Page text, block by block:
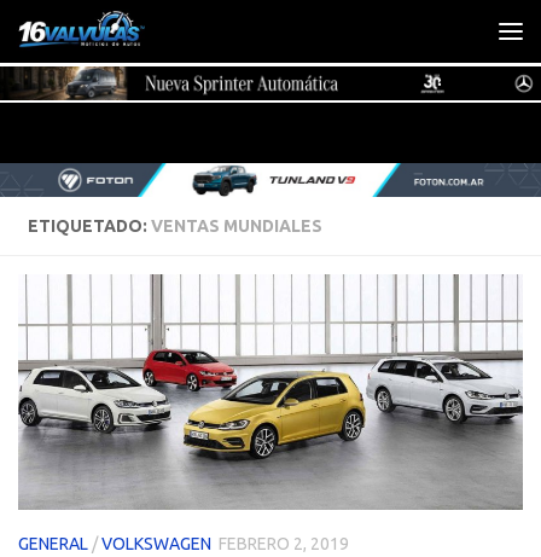
Saltar al contenido
ETIQUETADO: VENTAS MUNDIALES
GENERAL /VOLKSWAGEN FEBRERO 2, 2019